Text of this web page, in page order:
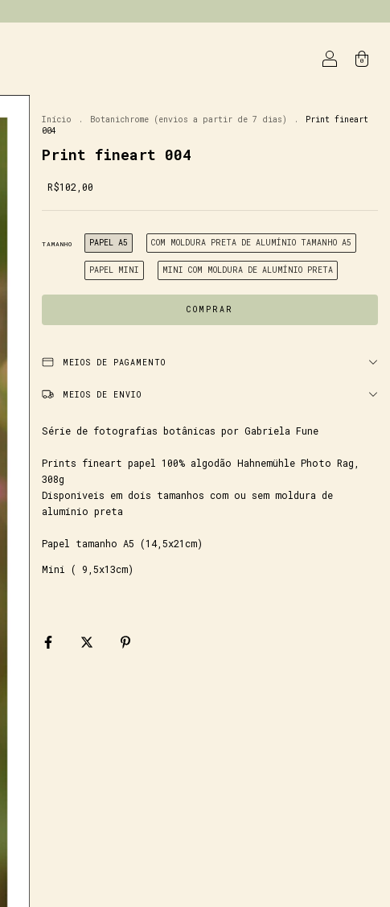
0
Início . Botanichrome (envios a partir de 7 dias) .
Print fineart
004
Print fineart 004
R$102,00
TAMANHO PAPEL A5 COM MOLDURA PRETA DE ALUMÍNIO TAMANHO A5
PAPEL MINI MINI COM MOLDURA DE ALUMÍNIO PRETA
MEIOS DE PAGAMENTO
MEIOS DE ENVIO
Série de fotografias botânicas por Gabriela Fune
Prints fineart papel 100% algodão Hahnemühle Photo Rag,
308g
Disponiveis em dois tamanhos com ou sem moldura de
alumínio preta
Papel tamanho A5 (14,5x21cm)
Mini ( 9,5x13cm)